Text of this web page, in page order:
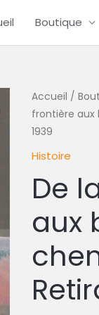
Boutique
Accueil /
frontière aux
1939
Histoire
De
aux